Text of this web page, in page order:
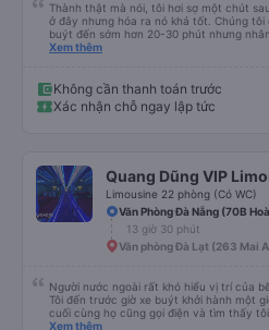
Thành thật mà nói, tôi hơi sợ một chút
ở đây nhưng hóa ra nó khá tốt. Chúng tôi
buýt đến sớm hơn 20-30 phút nhưng
trước 30 phút. Nhân viên bên trong cùng
mà không bấm còi quá nhiều nhưng đừng
đường gập ghềnh và có nhiều khúc cua.
chóng và xe buýt đến Hội An vào khoảng
Xem thêm
Không cần thanh toán trước
Xác nhận chỗ ngay lập tức
Quang Dũng VIP
Limousine 22 phòng (Có WC)
Văn Phòng Đà Nẵng (70B
13 giờ 30 phút
Văn phòng Đà Lạt (263 Mai
Người nước ngoài rất khó hiểu vị trí của
Tôi đến trước giờ xe buýt khởi hành một
cuối cùng họ cũng gọi điện và tìm thấy
sao thì tôi ngủ ngon hơn ở khách sạn vì
Xem thêm